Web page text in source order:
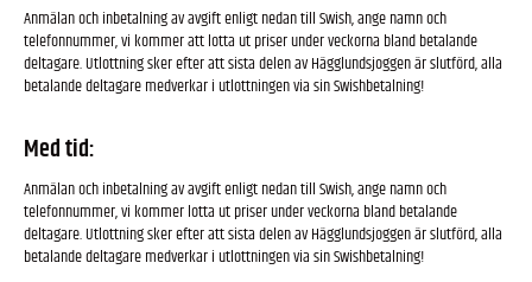
Anmälan och inbetalning av avgift enligt nedan till Swish, ange namn och
telefonnummer, vi kommer att lotta ut priser under veckorna bland betalande
deltagare. Utlottning sker efter att sista delen av Hägglundsjoggen är slutförd, alla
betalande deltagare medverkar i utlottningen via sin Swishbetalning!
Med tid:
Anmälan och inbetalning av avgift enligt nedan till Swish, ange namn och
telefonnummer, vi kommer lotta ut priser under veckorna bland betalande
deltagare. Utlottning sker efter att sista delen av Hägglundsjoggen är slutförd, alla
betalande deltagare medverkar i utlottningen via sin Swishbetalning!